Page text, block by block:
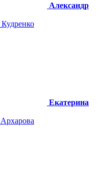
Александр
Екатерина